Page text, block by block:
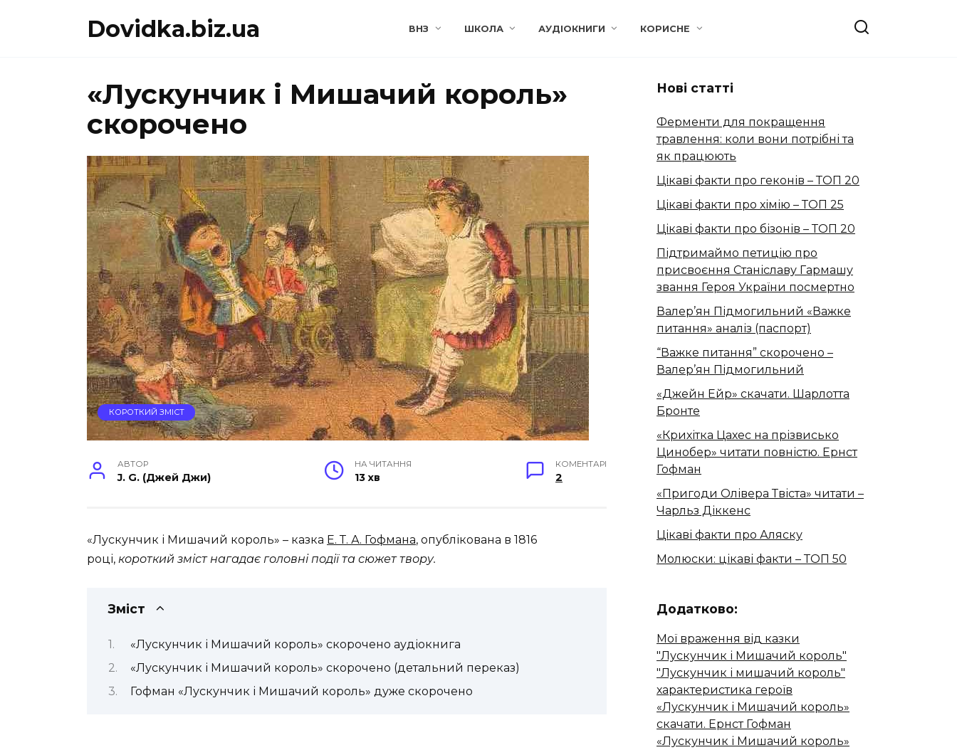
Dovidka.biz.ua ВНЗ ШКОЛА АУДІОКНИГИ КОРИСНЕ
«Лускунчик і Мишачий король»
скорочено
КОРОТКИЙ ЗМІСТ
АВТОР
J. G. (Джей Джи)
НА ЧИТАННЯ
13 хв
КОМЕНТАРІ
2
«Лускунчик і Мишачий король» – казка Е. Т. А. Гофмана, опублікована в 1816
році, короткий зміст нагадає головні події та сюжет твору.
Зміст
«Лускунчик і Мишачий король» скорочено аудіокнига
«Лускунчик і Мишачий король» скорочено (детальний переказ)
Гофман «Лускунчик і Мишачий король» дуже скорочено
Нові статті
Ферменти для покращення
травлення: коли вони потрібні та
як працюють
Цікаві факти про геконів – ТОП 20
Цікаві факти про хімію – ТОП 25
Цікаві факти про бізонів – ТОП 20
Підтримаймо петицію про
присвоєння Станіславу Гармашу
звання Героя України посмертно
Валер’ян Підмогильний «Важке
питання» аналіз (паспорт)
“Важке питання” скорочено –
Валер’ян Підмогильний
«Джейн Ейр» скачати. Шарлотта
Бронте
«Крихітка Цахес на прізвисько
Цинобер» читати повністю. Ернст
Гофман
«Пригоди Олівера Твіста» читати –
Чарльз Діккенс
Цікаві факти про Аляску
Молюски: цікаві факти – ТОП 50
Додатково:
Мої враження від казки
"Лускунчик і Мишачий король"
"Лускунчик і мишачий король"
характеристика героїв
«Лускунчик і Мишачий король»
скачати. Ернст Гофман
«Лускунчик і Мишачий король»